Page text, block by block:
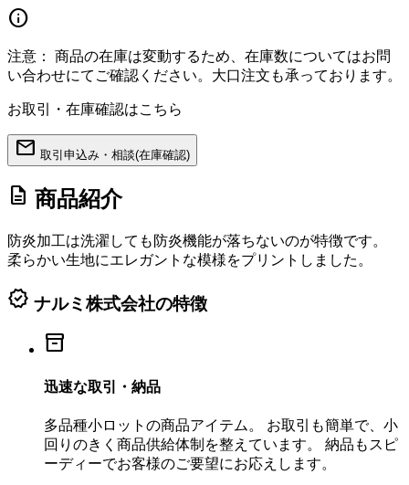
info
注意：
商品の在庫は変動するため、在庫数についてはお問
い合わせにてご確認ください。大口注文も承っております。
お取引・在庫確認はこちら
mail 取引申込み・相談(在庫確認)
description 商品紹介
防炎加工は洗濯しても防炎機能が落ちないのが特徴です。
柔らかい生地にエレガントな模様をプリントしました。
verified ナルミ株式会社の特徴
inventory_2
迅速な取引・納品
多品種小ロットの商品アイテム。 お取引も簡単で、小
回りのきく商品供給体制を整えています。 納品もスピ
ーディーでお客様のご要望にお応えします。